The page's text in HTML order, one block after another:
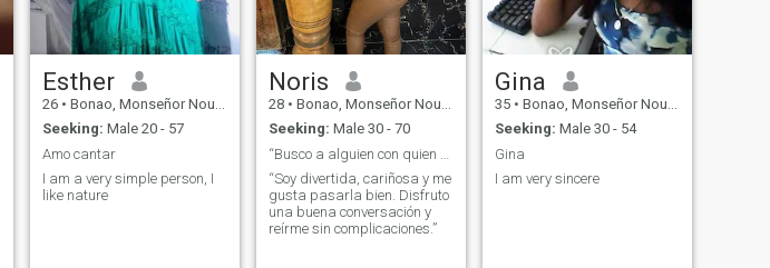
Esther
26 • Bonao, Monseñor Nouel, Dominican Republic
Seeking: Male 20 - 57
Amo cantar
I am a very simple person, I
like nature
Noris
28 • Bonao, Monseñor Nouel, Dominican Republic
Seeking: Male 30 - 70
“Soy divertida, cariñosa y me
gusta pasarla bien. Disfruto
una buena conversación y
reírme sin complicaciones.”
Gina
35 • Bonao, Monseñor Nouel, Dominican Republic
Seeking: Male 30 - 54
Gina
I am very sincere